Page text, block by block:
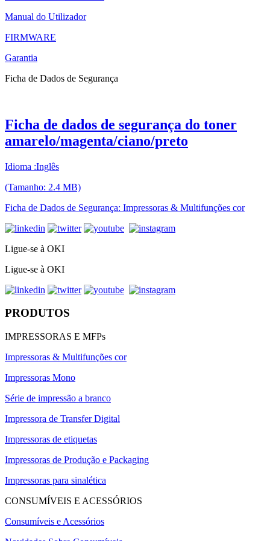
Manual do Utilizador
FIRMWARE
Garantia
Ficha de Dados de Segurança
Ficha de dados de segurança do toner
amarelo/magenta/ciano/preto
Idioma :Inglês
(Tamanho: 2.4 MB)
Ficha de Dados de Segurança: Impressoras & Multifunções cor
Ligue-se à OKI
Ligue-se à OKI
PRODUTOS
IMPRESSORAS E MFPs
Impressoras & Multifunções cor
Impressoras Mono
Série de impressão a branco
Impressora de Transfer Digital
Impressoras de etiquetas
Impressoras de Produção e Packaging
Impressoras para sinalética
CONSUMÍVEIS E ACESSÓRIOS
Consumíveis e Acessórios